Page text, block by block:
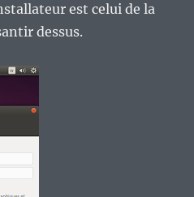
est celui de la
dessus.